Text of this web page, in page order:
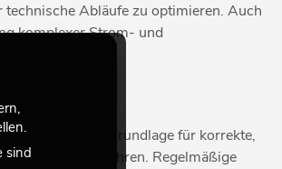
Abläufe zu optimieren. Auch
komplexer Strom- und
damit die Grundlage für korrekte,
führen. Regelmäßige
sind